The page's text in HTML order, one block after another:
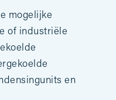
mogelijke
of industriële
en